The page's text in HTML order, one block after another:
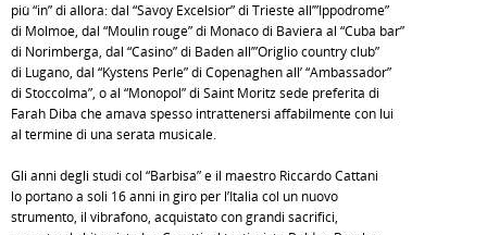
più “in” di allora: dal “Savoy Excelsior” di Trieste all’”Ippodrome”
di Molmoe, dal “Moulin rouge” di Monaco di Baviera al “Cuba bar”
di Norimberga, dal “Casino” di Baden all’”Origlio country club”
di Lugano, dal “Kystens Perle” di Copenaghen all’ “Ambassador”
di Stoccolma”, o al “Monopol” di Saint Moritz sede preferita di
Farah Diba che amava spesso intrattenersi affabilmente con lui
al termine di una serata musicale.
Gli anni degli studi col “Barbisa” e il maestro Riccardo Cattani
lo portano a soli 16 anni in giro per l’Italia col un nuovo
strumento, il vibrafono, acquistato con grandi sacrifici,